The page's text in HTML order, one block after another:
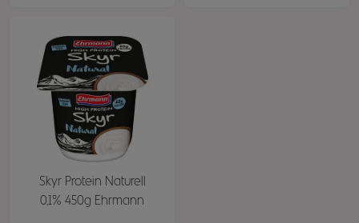
Skyr Protein Naturell
0,1% 450g Ehrmann